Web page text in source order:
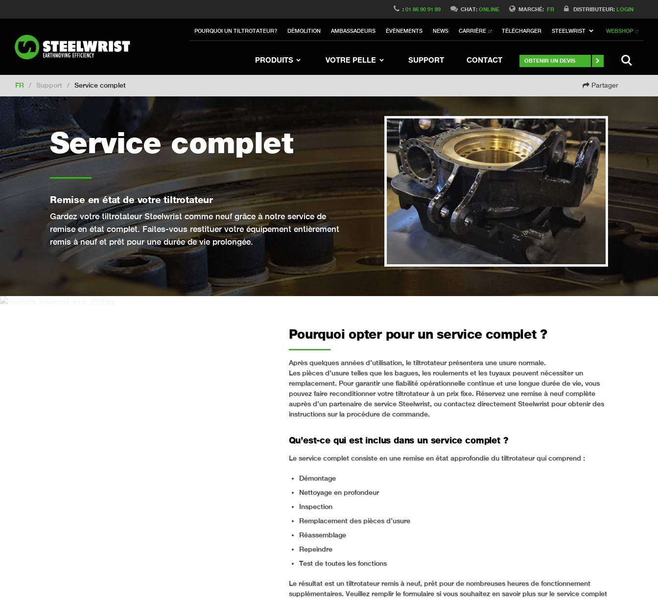
MARCHÉ: FR DISTRIBUTEUR: LOGIN
:01 86 90 91 89 CHAT:ONLINE
POURQUOI UN TILTROTATEUR? DÉMOLITION AMBASSADEURS ÉVÈNEMENTS NEWS CARRIÈRE TÉLÉCHARGER STEELWRIST WEBSHOP
PRODUITS VOTRE PELLE SUPPORT CONTACT OBTENIR UN DEVIS
Switch to Belgium Switch to Belgique
Switch to International Switch to United Kingdom Switch to Sweden Switch to Poland Switch to Norway
Switch to Netherlands Switch to Korea Switch to Japan Switch to Italy
Switch to Germany
FR / Support / Service complet Partager
Service complet
Remise en état de votre tiltrotateur
Gardez votre tiltrotateur Steelwrist comme neuf grâce à notre service de
remise en état complet. Faites-vous restituer votre équipement entièrement
remis à neuf et prêt pour une durée de vie prolongée.
Pourquoi opter pour un service complet ?
Après quelques années d’utilisation, le tiltrotateur présentera une usure normale.
Les pièces d’usure telles que les bagues, les roulements et les tuyaux peuvent nécessiter un
remplacement. Pour garantir une fiabilité opérationnelle continue et une longue durée de vie, vous
pouvez faire reconditionner votre tiltrotateur à un prix fixe. Réservez une remise à neuf complète
auprès d’un partenaire de service Steelwrist, ou contactez directement Steelwrist pour obtenir des
instructions sur la procédure de commande.
Qu’est-ce qui est inclus dans un service complet ?
Le service complet consiste en une remise en état approfondie du tiltrotateur qui comprend :
Démontage
Nettoyage en profondeur
Inspection
Remplacement des pièces d’usure
Réassemblage
Repeindre
Test de toutes les fonctions
Le résultat est un tiltrotateur remis à neuf, prêt pour de nombreuses heures de fonctionnement
supplémentaires. Veuillez remplir le formulaire si vous souhaitez en savoir plus sur le service complet